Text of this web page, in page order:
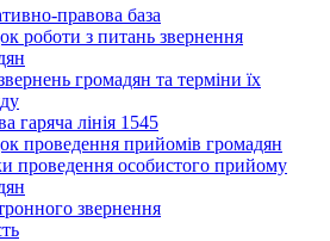
правова база
роботи з питань звернення
громадян та терміни їх
гаряча лінія 1545
проведення прийомів громадян
проведення особистого прийому
звернення